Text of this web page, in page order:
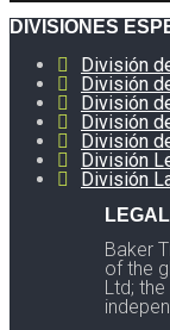
DIVISIONES
División
División
División
División
División
División
División
Baker
of the
Ltd;